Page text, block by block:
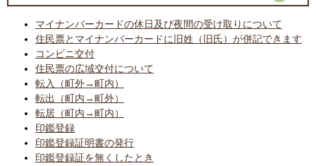
マイナンバーカードの休日及び夜間の受け取りについて
住民票とマイナンバーカードに旧姓（旧氏）が併記できます
コンビニ交付
住民票の広域交付について
転入（町外→町内）
転出（町内→町外）
転居（町内→町内）
印鑑登録
印鑑登録証明書の発行
印鑑登録証を無くしたとき